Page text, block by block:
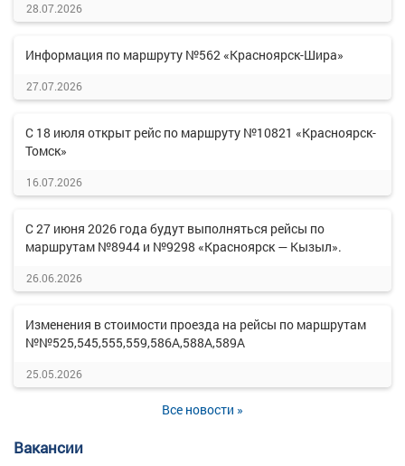
28.07.2026
Информация по маршруту №562 «Красноярск-Шира»
27.07.2026
С 18 июля открыт рейс по маршруту №10821 «Красноярск-
Томск»
16.07.2026
С 27 июня 2026 года будут выполняться рейсы по
маршрутам №8944 и №9298 «Красноярск — Кызыл».
26.06.2026
Изменения в стоимости проезда на рейсы по маршрутам
№№525,545,555,559,586А,588А,589А
25.05.2026
Все новости »
Вакансии